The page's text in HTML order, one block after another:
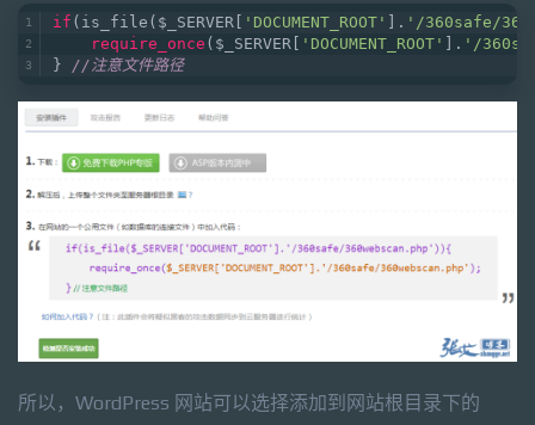
if (is_file($_SERVER[ 'DOCUMENT_ROOT' ]. '/360safe/
require_once ($_SERVER[ 'DOCUMENT_ROOT' ]. '/
} //注意文件路径
所以，WordPress 网站可以选择添加到网站根目录下的